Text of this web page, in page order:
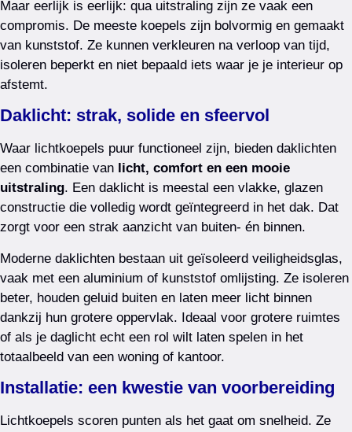
Maar eerlijk is eerlijk: qua uitstraling zijn ze vaak een
compromis. De meeste koepels zijn bolvormig en gemaakt
van kunststof. Ze kunnen verkleuren na verloop van tijd,
isoleren beperkt en niet bepaald iets waar je je interieur op
afstemt.
Daklicht: strak, solide en sfeervol
Waar lichtkoepels puur functioneel zijn, bieden daklichten
een combinatie van licht, comfort en een mooie
uitstraling. Een daklicht is meestal een vlakke, glazen
constructie die volledig wordt geïntegreerd in het dak. Dat
zorgt voor een strak aanzicht van buiten- én binnen.
Moderne daklichten bestaan uit geïsoleerd veiligheidsglas,
vaak met een aluminium of kunststof omlijsting. Ze isoleren
beter, houden geluid buiten en laten meer licht binnen
dankzij hun grotere oppervlak. Ideaal voor grotere ruimtes
of als je daglicht echt een rol wilt laten spelen in het
totaalbeeld van een woning of kantoor.
Installatie: een kwestie van voorbereiding
Lichtkoepels scoren punten als het gaat om snelheid. Ze